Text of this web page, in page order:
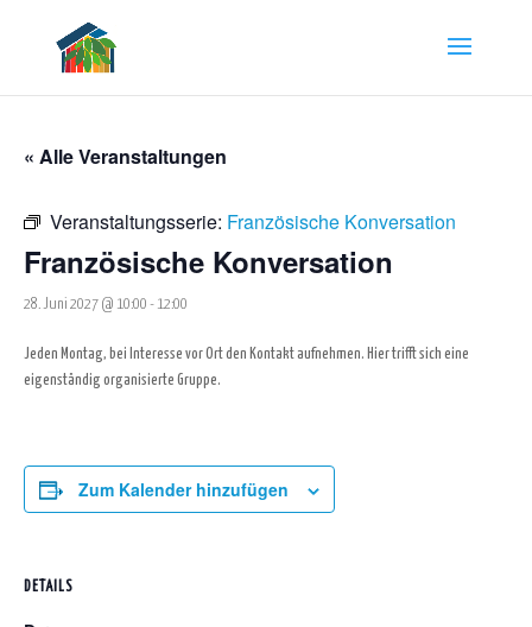
« Alle Veranstaltungen
Veranstaltungsserie: Französische Konversation
Französische Konversation
28. Juni 2027 @ 10:00 - 12:00
Jeden Montag, bei Interesse vor Ort den Kontakt aufnehmen. Hier trifft sich eine
eigenständig organisierte Gruppe.
Zum Kalender hinzufügen
DETAILS